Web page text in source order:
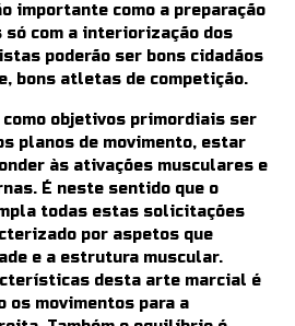
importante como a preparação
com a interiorização dos
poderão ser bons cidadãos
bons atletas de competição.
como objetivos primordiais ser
planos de movimento, estar
às ativações musculares e
É neste sentido que o
todas estas solicitações
por aspetos que
e a estrutura muscular.
desta arte marcial é
os movimentos para a